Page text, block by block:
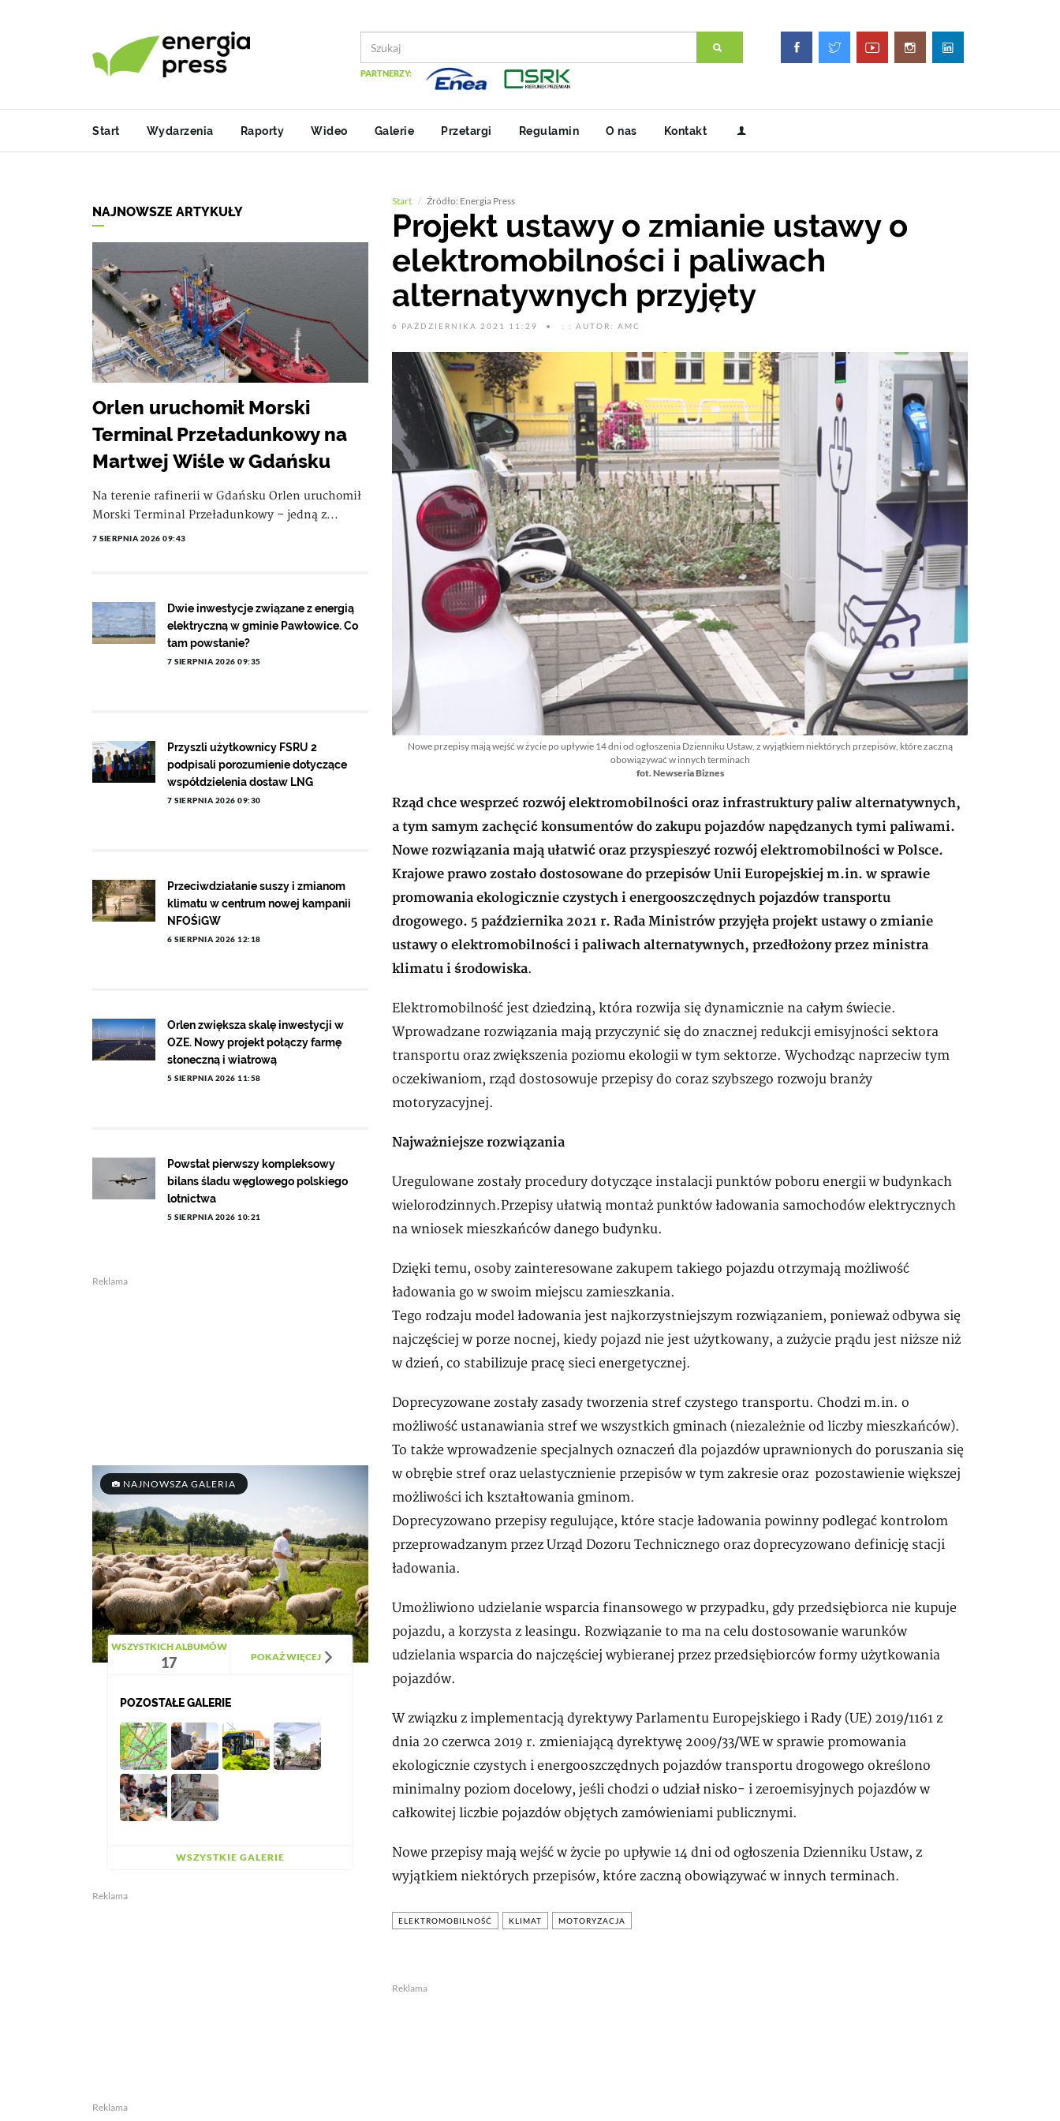
PARTNERZY:
Start Wydarzenia Raporty Wideo Galerie Przetargi Regulamin O nas Kontakt
Start Źródło: Energia Press
Projekt ustawy o zmianie ustawy o
elektromobilności i paliwach
alternatywnych przyjęty
6 PAŹDZIERNIKA 2021 11:29 : : AUTOR: AMC
Nowe przepisy mają wejść w życie po upływie 14 dni od ogłoszenia Dzienniku Ustaw, z wyjątkiem niektórych przepisów, które zaczną
obowiązywać w innych terminach
fot. Newseria Biznes
Rząd chce wesprzeć rozwój elektromobilności oraz infrastruktury paliw alternatywnych,
a tym samym zachęcić konsumentów do zakupu pojazdów napędzanych tymi paliwami.
Nowe rozwiązania mają ułatwić oraz przyspieszyć rozwój elektromobilności w Polsce.
Krajowe prawo zostało dostosowane do przepisów Unii Europejskiej m.in. w sprawie
promowania ekologicznie czystych i energooszczędnych pojazdów transportu
drogowego. 5 października 2021 r. Rada Ministrów przyjęła projekt ustawy o zmianie
ustawy o elektromobilności i paliwach alternatywnych, przedłożony przez ministra
klimatu i środowiska.
Elektromobilność jest dziedziną, która rozwija się dynamicznie na całym świecie.
Wprowadzane rozwiązania mają przyczynić się do znacznej redukcji emisyjności sektora
transportu oraz zwiększenia poziomu ekologii w tym sektorze. Wychodząc naprzeciw tym
oczekiwaniom, rząd dostosowuje przepisy do coraz szybszego rozwoju branży
motoryzacyjnej.
Najważniejsze rozwiązania
Uregulowane zostały procedury dotyczące instalacji punktów poboru energii w budynkach
wielorodzinnych.Przepisy ułatwią montaż punktów ładowania samochodów elektrycznych
na wniosek mieszkańców danego budynku.
Dzięki temu, osoby zainteresowane zakupem takiego pojazdu otrzymają możliwość
ładowania go w swoim miejscu zamieszkania.
Tego rodzaju model ładowania jest najkorzystniejszym rozwiązaniem, ponieważ odbywa się
najczęściej w porze nocnej, kiedy pojazd nie jest użytkowany, a zużycie prądu jest niższe niż
w dzień, co stabilizuje pracę sieci energetycznej.
Doprecyzowane zostały zasady tworzenia stref czystego transportu. Chodzi m.in. o
możliwość ustanawiania stref we wszystkich gminach (niezależnie od liczby mieszkańców).
To także wprowadzenie specjalnych oznaczeń dla pojazdów uprawnionych do poruszania się
w obrębie stref oraz uelastycznienie przepisów w tym zakresie oraz pozostawienie większej
możliwości ich kształtowania gminom.
Doprecyzowano przepisy regulujące, które stacje ładowania powinny podlegać kontrolom
przeprowadzanym przez Urząd Dozoru Technicznego oraz doprecyzowano definicję stacji
ładowania.
Umożliwiono udzielanie wsparcia finansowego w przypadku, gdy przedsiębiorca nie kupuje
pojazdu, a korzysta z leasingu. Rozwiązanie to ma na celu dostosowanie warunków
udzielania wsparcia do najczęściej wybieranej przez przedsiębiorców formy użytkowania
pojazdów.
W związku z implementacją dyrektywy Parlamentu Europejskiego i Rady (UE) 2019/1161 z
dnia 20 czerwca 2019 r. zmieniającą dyrektywę 2009/33/WE w sprawie promowania
ekologicznie czystych i energooszczędnych pojazdów transportu drogowego określono
minimalny poziom docelowy, jeśli chodzi o udział nisko- i zeroemisyjnych pojazdów w
całkowitej liczbie pojazdów objętych zamówieniami publicznymi.
Nowe przepisy mają wejść w życie po upływie 14 dni od ogłoszenia Dzienniku Ustaw, z
wyjątkiem niektórych przepisów, które zaczną obowiązywać w innych terminach.
ELEKTROMOBILNOŚĆ KLIMAT MOTORYZACJA
Reklama
NAJNOWSZE ARTYKUŁY
Orlen uruchomił Morski
Terminal Przeładunkowy na
Martwej Wiśle w Gdańsku
Na terenie rafinerii w Gdańsku Orlen uruchomił
Morski Terminal Przeładunkowy – jedną z...
7 SIERPNIA 2026 09:43
Dwie inwestycje związane z energią
elektryczną w gminie Pawłowice. Co
tam powstanie?
7 SIERPNIA 2026 09:35
Przyszli użytkownicy FSRU 2
podpisali porozumienie dotyczące
współdzielenia dostaw LNG
7 SIERPNIA 2026 09:30
Przeciwdziałanie suszy i zmianom
klimatu w centrum nowej kampanii
NFOŚiGW
6 SIERPNIA 2026 12:18
Orlen zwiększa skalę inwestycji w
OZE. Nowy projekt połączy farmę
słoneczną i wiatrową
5 SIERPNIA 2026 11:58
Powstał pierwszy kompleksowy
bilans śladu węglowego polskiego
lotnictwa
5 SIERPNIA 2026 10:21
Reklama
NAJNOWSZA GALERIA
WSZYSTKICH ALBUMÓW
17 POKAŻ WIĘCEJ
POZOSTAŁE GALERIE
WSZYSTKIE GALERIE
Reklama
Reklama